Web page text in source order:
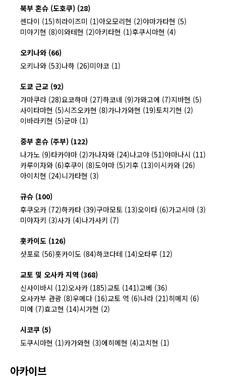
북부 혼슈 (도호쿠) (28)
센다이 (15)히라이즈미 (1)아오모리현 (2)야마가타현 (5)
미야기현 (8)이와테현 (2)아키타현 (1)후쿠시마현 (4)
오키나와 (66)
오키나와 (53)나하 (26)미야코 (1)
도쿄 근교 (92)
가마쿠라 (28)요코하마 (27)하코네 (9)가와고에 (7)지바현 (5)
사이타마현 (5)시즈오카현 (8)가나가와현 (19)토치기현 (2)
이바라키현 (5)군마 (1)
중부 혼슈 (주부) (122)
나가노 (9)타카야마 (2)가나자와 (24)나고야 (51)야마나시 (11)
카루이자와 (6)후쿠이 (8)도야마 (5)기후 (13)이시카와 (26)
아이치현 (24)니가타현 (3)
규슈 (100)
후쿠오카 (72)하카타 (39)구마모토 (13)오이타 (6)가고시마 (3)
미야자키 (3)사가 (4)나가사키 (7)
홋카이도 (126)
삿포로 (56)홋카이도 (84)하코다테 (14)오타루 (12)
교토 및 오사카 지역 (368)
신사이바시 (12)오사카 (185)교토 (141)고베 (36)
오사카부 관광 (8)우메다 (16)교토 역 (6)나라 (21)히메지 (6)
미에 (7)효고현 (14)시가현 (2)
시코쿠 (5)
도쿠시마현 (1)카가와현 (3)에히메현 (4)고치현 (1)
아카이브